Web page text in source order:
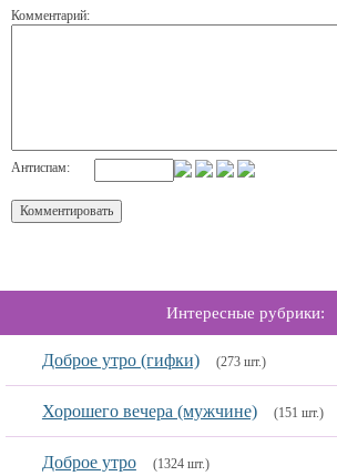
Комментарий:
Антиспам:
Интересные рубрики:
Доброе утро (гифки) (273 шт.)
Хорошего вечера (мужчине) (151 шт.)
Доброе утро (1324 шт.)